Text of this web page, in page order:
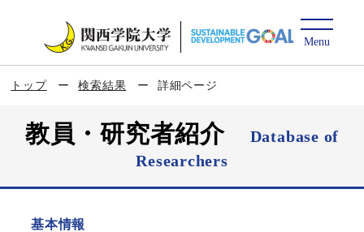
トップ 検索結果 詳細ページ
教員・研究者紹介
Database of
Researchers
基本情報